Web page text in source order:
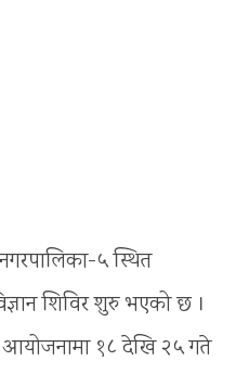
५ स्थित
शिविर शुरु भएको छ ।
१८ देखि २५ गते